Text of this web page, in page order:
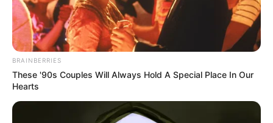
BRAINBERRIES
These '90s Couples Will Always Hold A Special Place In Our
Hearts